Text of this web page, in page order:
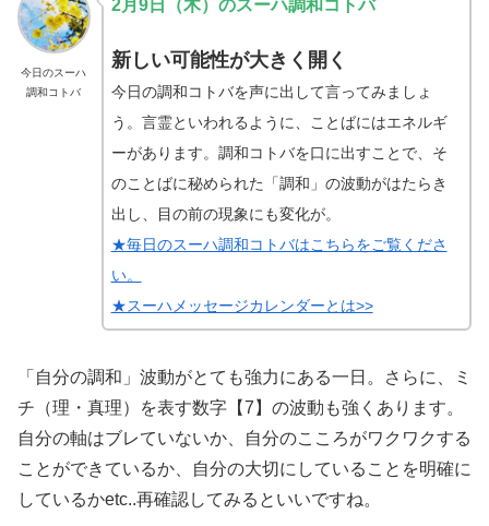
今日のスーハ
調和コトバ
2月9日（木）のスーハ調和コトバ
新しい可能性が大きく開く
今日の調和コトバを声に出して言ってみましょ
う。言霊といわれるように、ことばにはエネルギ
ーがあります。調和コトバを口に出すことで、そ
のことばに秘められた「調和」の波動がはたらき
出し、目の前の現象にも変化が。
★毎日のスーハ調和コトバはこちらをご覧くださ
い。
★スーハメッセージカレンダーとは>>
「自分の調和」波動がとても強力にある一日。さらに、ミ
チ（理・真理）を表す数字【7】の波動も強くあります。
自分の軸はブレていないか、自分のこころがワクワクする
ことができているか、自分の大切にしていることを明確に
しているかetc..再確認してみるといいですね。